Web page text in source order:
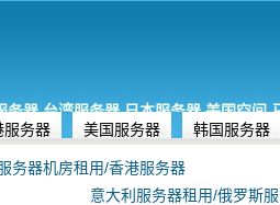
务器,台湾服务器,日本服务器,美国空间
服务器 美国服务器
韩国服务器
务器机房租用/香港服务器
意大利服务器租用/俄罗斯